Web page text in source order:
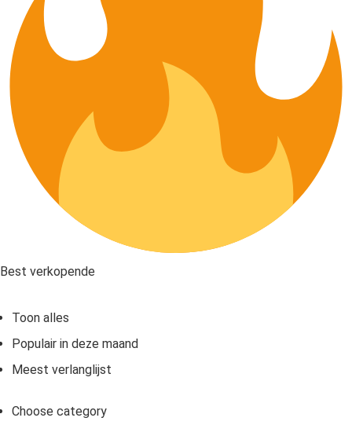
Best verkopende
Toon alles
Populair in deze maand
Meest verlanglijst
Choose category